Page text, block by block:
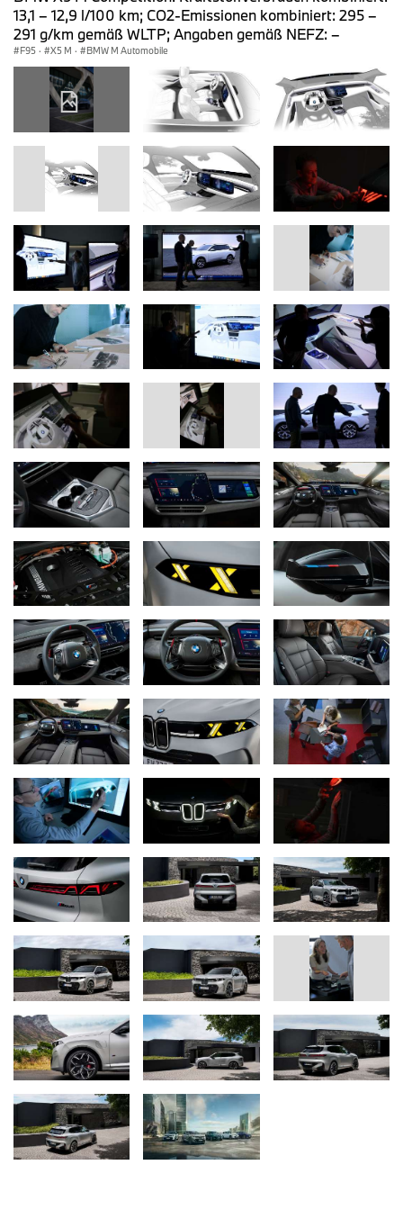
13,1 – 12,9 l/100 km; CO2-Emissionen kombiniert: 295 –
291 g/km gemäß WLTP; Angaben gemäß NEFZ: –
F95 · X5 M · BMW M Automobile